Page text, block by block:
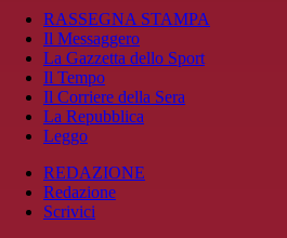
RASSEGNA STAMPA
Il Messaggero
La Gazzetta dello Sport
Il Tempo
Il Corriere della Sera
La Repubblica
Leggo
REDAZIONE
Redazione
Scrivici